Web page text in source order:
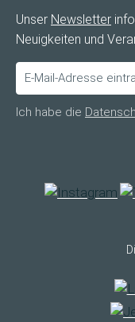
Unser Newsletter
Neuigkeiten und
Ich habe die